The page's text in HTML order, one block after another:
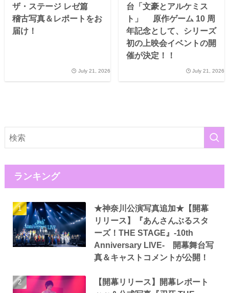
ザ・ステージ レゼ篇
稽古写真＆レポートをお
届け！
July 21, 2026
台「文豪とアルケミス
ト」 原作ゲーム 10 周
年記念として、シリーズ
初の上映会イベントの開
催が決定！！
July 21, 2026
ランキング
★神奈川公演写真追加★【開幕
リリース】『あんさんぶるスタ
ーズ！THE STAGE』-10th
Anniversary LIVE- 開幕舞台写
真＆キャストコメントが公開！
【開幕リリース】開幕レポート